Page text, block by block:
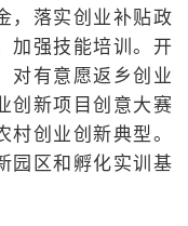
，落实创业补贴政
加强技能培训。开
对有意愿返乡创业
创新项目创意大赛
创业创新典型。
园区和孵化实训基